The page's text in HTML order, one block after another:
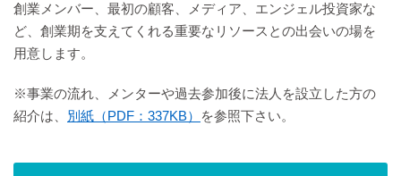
創業メンバー、最初の顧客、メディア、エンジェル投資家な
ど、創業期を支えてくれる重要なリソースとの出会いの場を
用意します。
※事業の流れ、メンターや過去参加後に法人を設立した方の
紹介は、 別紙（PDF：337KB） を参照下さい。